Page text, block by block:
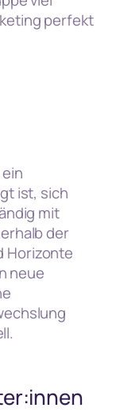
perfekt
ist, sich
mit
der
Horizonte
neue